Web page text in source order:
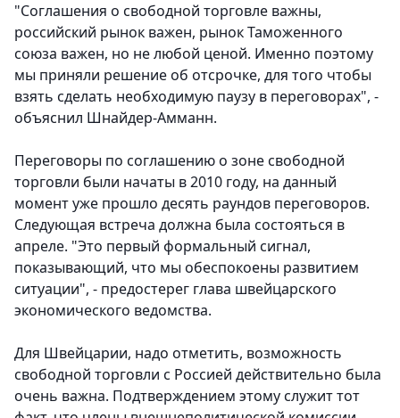
"Соглашения о свободной торговле важны,
российский рынок важен, рынок Таможенного
союза важен, но не любой ценой. Именно поэтому
мы приняли решение об отсрочке, для того чтобы
взять сделать необходимую паузу в переговорах", -
объяснил Шнайдер-Амманн.
Переговоры по соглашению о зоне свободной
торговли были начаты в 2010 году, на данный
момент уже прошло десять раундов переговоров.
Следующая встреча должна была состояться в
апреле. "Это первый формальный сигнал,
показывающий, что мы обеспокоены развитием
ситуации", - предостерег глава швейцарского
экономического ведомства.
Для Швейцарии, надо отметить, возможность
свободной торговли с Россией действительно была
очень важна. Подтверждением этому служит тот